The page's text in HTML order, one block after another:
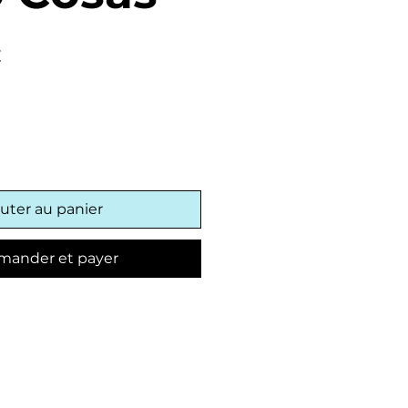
Prix
au panier
et payer